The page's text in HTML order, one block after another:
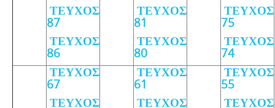
ΤΕΥΧΟΣ
87
ΤΕΥΧΟΣ
86
ΤΕΥΧΟΣ
81
ΤΕΥΧΟΣ
80
ΤΕΥΧΟΣ
75
ΤΕΥΧΟΣ
74
ΤΕΥΧΟΣ
67
ΤΕΥΧΟΣ
ΤΕΥΧΟΣ
61
ΤΕΥΧΟΣ
ΤΕΥΧΟΣ
55
ΤΕΥΧΟΣ